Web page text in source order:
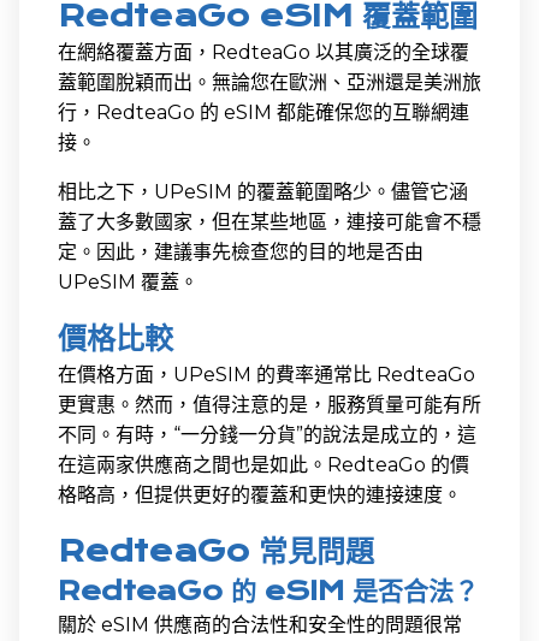
RedteaGo eSIM 覆蓋範圍
在網絡覆蓋方面，RedteaGo 以其廣泛的全球覆
蓋範圍脫穎而出。無論您在歐洲、亞洲還是美洲旅
行，RedteaGo 的 eSIM 都能確保您的互聯網連
接。
相比之下，UPeSIM 的覆蓋範圍略少。儘管它涵
蓋了大多數國家，但在某些地區，連接可能會不穩
定。因此，建議事先檢查您的目的地是否由
UPeSIM 覆蓋。
價格比較
在價格方面，UPeSIM 的費率通常比 RedteaGo
更實惠。然而，值得注意的是，服務質量可能有所
不同。有時，“一分錢一分貨”的說法是成立的，這
在這兩家供應商之間也是如此。RedteaGo 的價
格略高，但提供更好的覆蓋和更快的連接速度。
RedteaGo 常見問題
RedteaGo 的 eSIM 是否合法？
關於 eSIM 供應商的合法性和安全性的問題很常